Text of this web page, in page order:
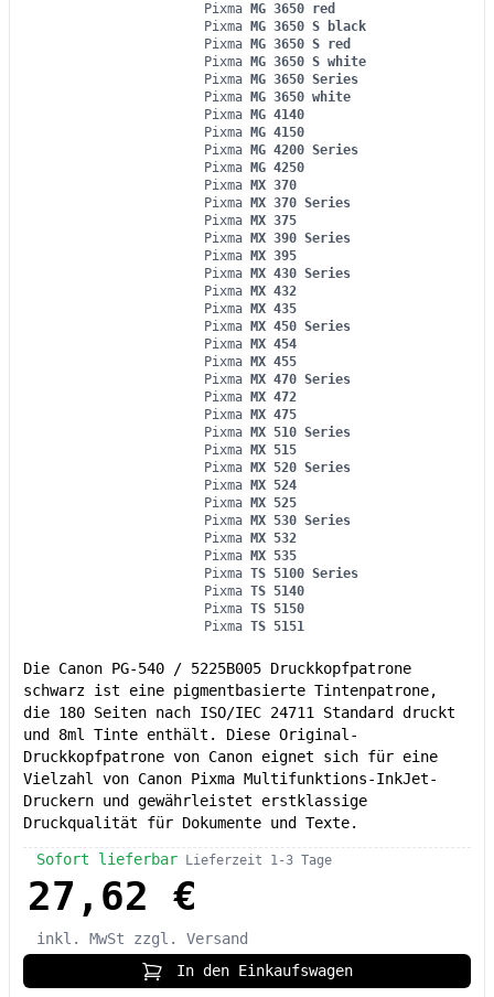
Pixma MG 3650 red
Pixma MG 3650 S black
Pixma MG 3650 S red
Pixma MG 3650 S white
Pixma MG 3650 Series
Pixma MG 3650 white
Pixma MG 4140
Pixma MG 4150
Pixma MG 4200 Series
Pixma MG 4250
Pixma MX 370
Pixma MX 370 Series
Pixma MX 375
Pixma MX 390 Series
Pixma MX 395
Pixma MX 430 Series
Pixma MX 432
Pixma MX 435
Pixma MX 450 Series
Pixma MX 454
Pixma MX 455
Pixma MX 470 Series
Pixma MX 472
Pixma MX 475
Pixma MX 510 Series
Pixma MX 515
Pixma MX 520 Series
Pixma MX 524
Pixma MX 525
Pixma MX 530 Series
Pixma MX 532
Pixma MX 535
Pixma TS 5100 Series
Pixma TS 5140
Pixma TS 5150
Pixma TS 5151
Die Canon PG-540 / 5225B005 Druckkopfpatrone
schwarz ist eine pigmentbasierte Tintenpatrone,
die 180 Seiten nach ISO/IEC 24711 Standard druckt
und 8ml Tinte enthält. Diese Original-
Druckkopfpatrone von Canon eignet sich für eine
Vielzahl von Canon Pixma Multifunktions-InkJet-
Druckern und gewährleistet erstklassige
Druckqualität für Dokumente und Texte.
Sofort lieferbar Lieferzeit 1-3 Tage
27,62 €
inkl. MwSt
zzgl. Versand
In den Einkaufswagen